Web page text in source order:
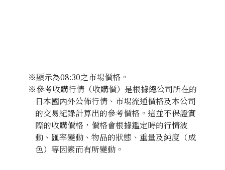
18K gold (K18) broken necklace
參考回收價
HKD 2,498.5
狀態
S
詳情
非常乾淨
佐敦店(尖沙咀)
詳情
乾淨
分店
佐敦店(尖沙咀)
※顯示為08:30之市場價格。
※參考收購行情（收購價）是根據總公司所在的
日本國内外公佈行情、市場流通價格及本公司
的交易紀錄計算出的參考價格。這並不保證實
際的收購價格，價格會根據鑑定時的行情波
動、匯率變動、物品的狀態、重量及純度（成
色）等因素而有所變動。